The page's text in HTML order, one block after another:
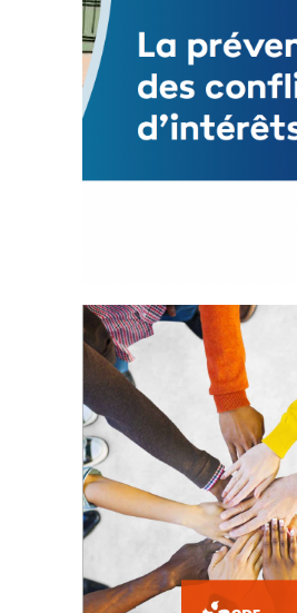
La prévention des
d’intérêts
18 septembre 2023
FEUILLETER